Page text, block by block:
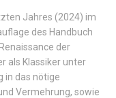
Jahres (2024) im
des Handbuch
der
als Klassiker unter
in das nötige
Vermehrung, sowie